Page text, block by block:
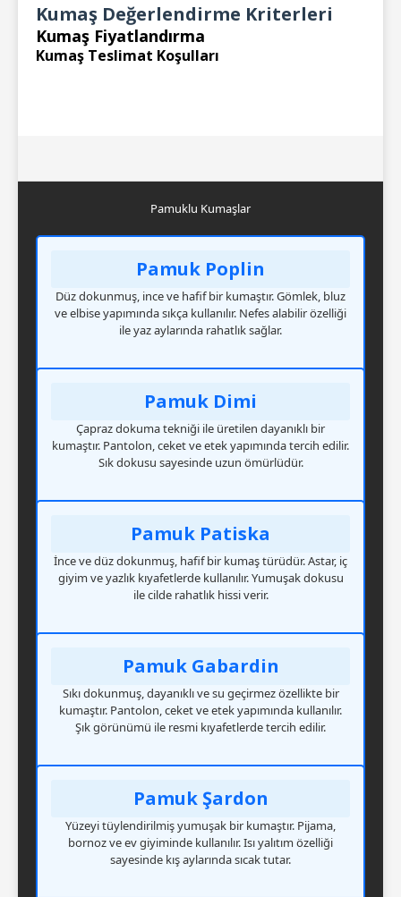
Kumaş Değerlendirme Kriterleri
Kumaş Fiyatlandırma
Kumaş Teslimat Koşulları
Pamuklu Kumaşlar
Pamuk Poplin
Düz dokunmuş, ince ve hafif bir kumaştır. Gömlek, bluz
ve elbise yapımında sıkça kullanılır. Nefes alabilir özelliği
ile yaz aylarında rahatlık sağlar.
Pamuk Dimi
Çapraz dokuma tekniği ile üretilen dayanıklı bir
kumaştır. Pantolon, ceket ve etek yapımında tercih edilir.
Sık dokusu sayesinde uzun ömürlüdür.
Pamuk Patiska
İnce ve düz dokunmuş, hafif bir kumaş türüdür. Astar, iç
giyim ve yazlık kıyafetlerde kullanılır. Yumuşak dokusu
ile cilde rahatlık hissi verir.
Pamuk Gabardin
Sıkı dokunmuş, dayanıklı ve su geçirmez özellikte bir
kumaştır. Pantolon, ceket ve etek yapımında kullanılır.
Şık görünümü ile resmi kıyafetlerde tercih edilir.
Pamuk Şardon
Yüzeyi tüylendirilmiş yumuşak bir kumaştır. Pijama,
bornoz ve ev giyiminde kullanılır. Isı yalıtım özelliği
sayesinde kış aylarında sıcak tutar.